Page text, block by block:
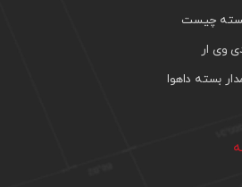
چیست
وی ار
بسته داهوا